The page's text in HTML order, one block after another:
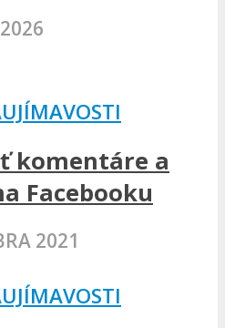
komentáre a
Facebooku
2021